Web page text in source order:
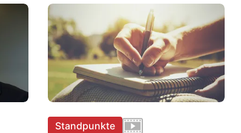
Standpunkte